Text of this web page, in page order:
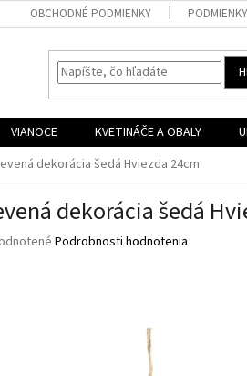
OBCHODNÉ PODMIENKY
VIANOCE KVETINÁČE A OBALY
dekorácia šedá Hviezda 24cm
dekorácia šedá
Podrobnosti hodnotenia